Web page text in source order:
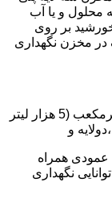
محلول و یا آب
بر روی
در مخزن نگهداری
حجم مخزن پلی اتیلن را میتوان بین 5 تا 126 مترمکعب (5 هزار لیتر
عمودی همراه
نگهداری